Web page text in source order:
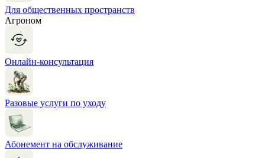
Для общественных пространств
Агроном
Онлайн-консультация
Разовые услуги по уходу
Абонемент на обслуживание